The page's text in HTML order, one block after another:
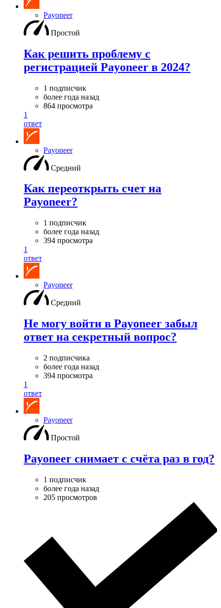
Payoneer
Простой
Как решить проблему с
регистрацией Payoneer в 2024?
1 подписчик
более года назад
864 просмотра
1
ответ
Payoneer
Средний
Как переоткрыть счет на
Payoneer?
1 подписчик
более года назад
394 просмотра
1
ответ
Payoneer
Средний
Не могу войти в Payoneer забыл
ответ на секретный вопрос?
2 подписчика
более года назад
394 просмотра
1
ответ
Payoneer
Простой
Payoneer снимает с счёта раз в год?
1 подписчик
более года назад
205 просмотров